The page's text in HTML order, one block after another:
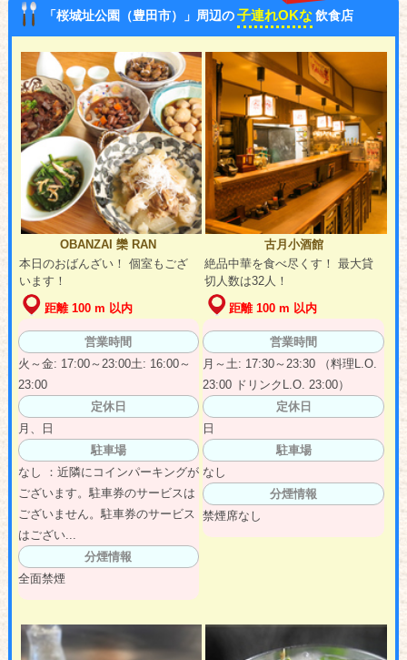
「桜城址公園（豊田市）」周辺の子連れOKな 飲食店
OBANZAI 欒 RAN
本日のおばんざい！ 個室もござ
います！
距離 100 m 以内
営業時間
火～金: 17:00～23:00土: 16:00～
23:00
定休日
月、日
駐車場
なし ：近隣にコインパーキングが
ございます。駐車券のサービスは
ございません。駐車券のサービス
はござい...
分煙情報
全面禁煙
古月小酒館
絶品中華を食べ尽くす！ 最大貸
切人数は32人！
距離 100 m 以内
営業時間
月～土: 17:30～23:30 （料理L.O.
23:00 ドリンクL.O. 23:00）
定休日
日
駐車場
なし
分煙情報
禁煙席なし